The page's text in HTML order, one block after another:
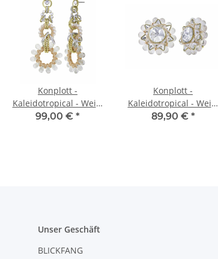
Konplott -
Kaleidotropical - Weiß,
glänzendes Messing,
99,00 € *
Konplott -
Kaleidotropical - Weiß,
glänzendes Messing,
89,90 € *
Unser Geschäft
BLICKFANG